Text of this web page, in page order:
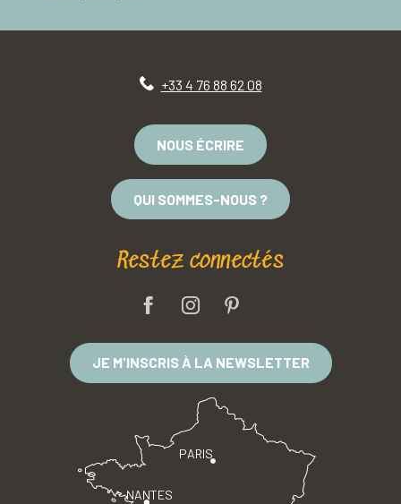
+33 4 76 88 62 08
NOUS ÉCRIRE
QUI SOMMES-NOUS ?
Restez connectés
JE M'INSCRIS À LA NEWSLETTER
PARIS
NANTES